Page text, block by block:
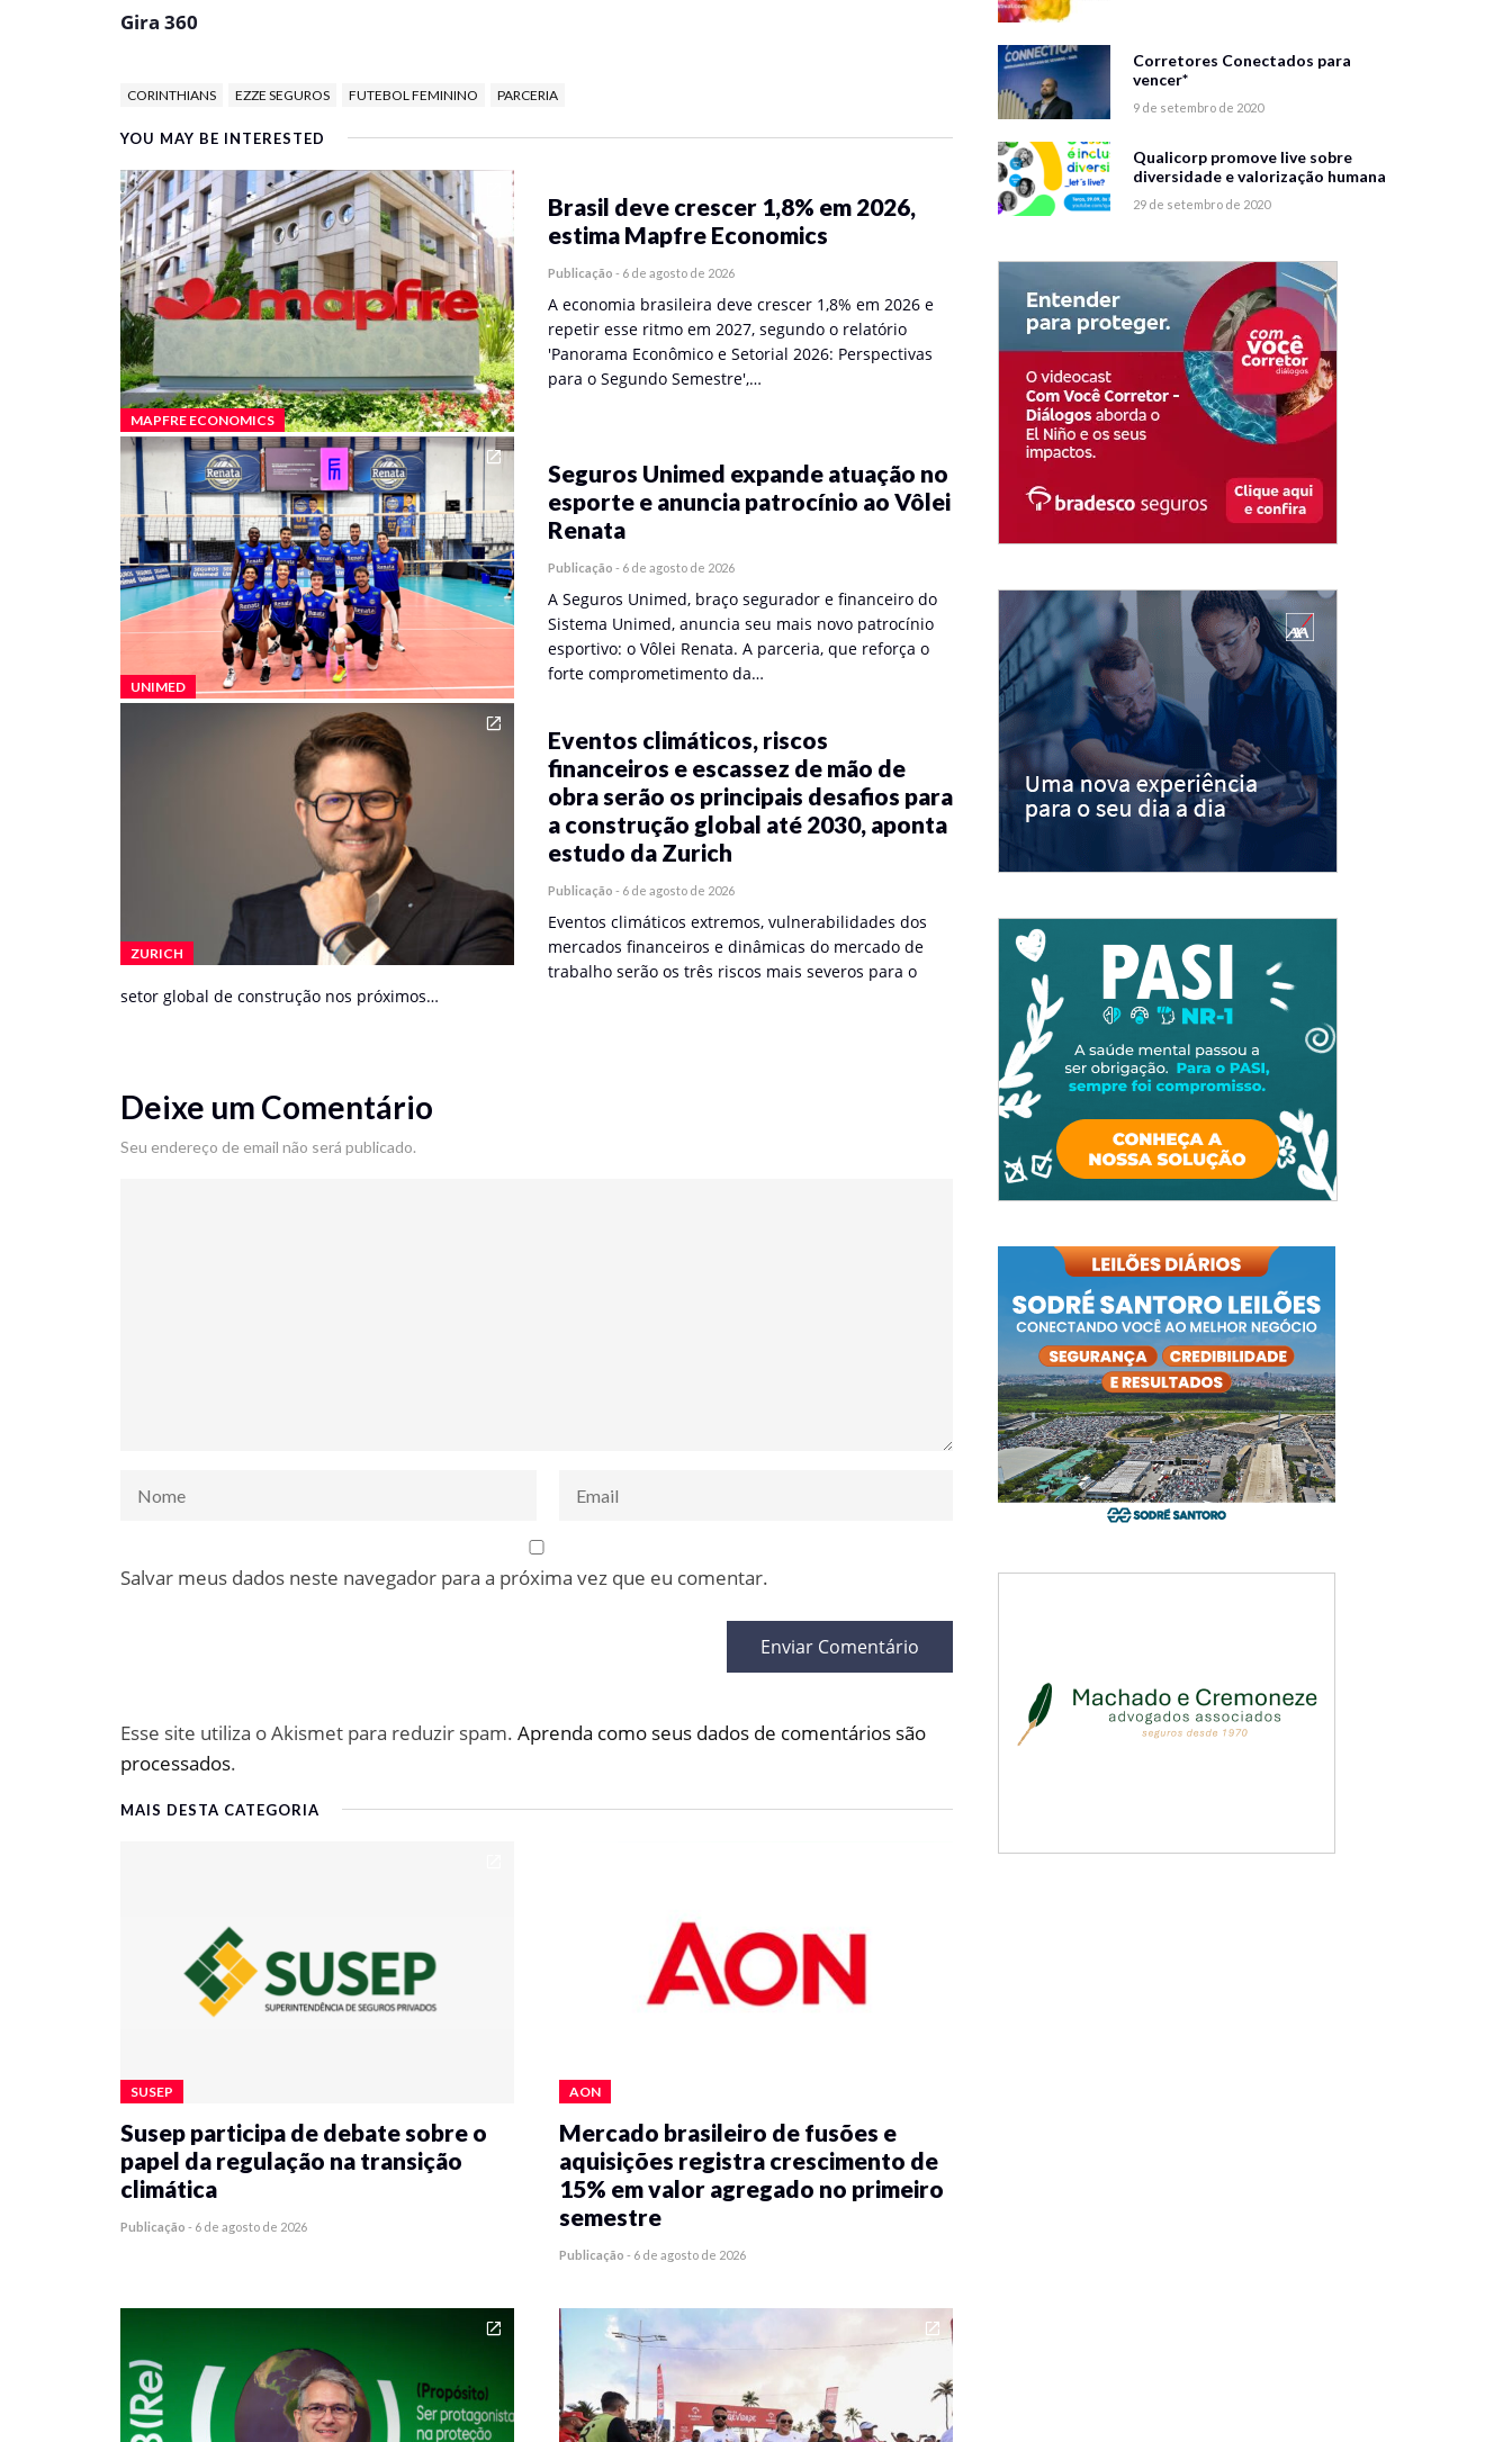
Gira 360
CORINTHIANS EZZE SEGUROS FUTEBOL FEMININO PARCERIA
YOU MAY BE INTERESTED
MAPFRE ECONOMICS
Brasil deve crescer 1,8% em 2026,
estima Mapfre Economics
Publicação - 6 de agosto de 2026
A economia brasileira deve crescer 1,8% em 2026 e
repetir esse ritmo em 2027, segundo o relatório
'Panorama Econômico e Setorial 2026: Perspectivas
para o Segundo Semestre',…
UNIMED
Seguros Unimed expande atuação no
esporte e anuncia patrocínio ao Vôlei
Renata
Publicação - 6 de agosto de 2026
A Seguros Unimed, braço segurador e financeiro do
Sistema Unimed, anuncia seu mais novo patrocínio
esportivo: o Vôlei Renata. A parceria, que reforça o
forte comprometimento da…
ZURICH
Eventos climáticos, riscos
financeiros e escassez de mão de
obra serão os principais desafios para
a construção global até 2030, aponta
estudo da Zurich
Publicação - 6 de agosto de 2026
Eventos climáticos extremos, vulnerabilidades dos
mercados financeiros e dinâmicas do mercado de
trabalho serão os três riscos mais severos para o
setor global de construção nos próximos…
Deixe um Comentário
Seu endereço de email não será publicado.
Salvar meus dados neste navegador para a próxima vez que eu comentar.
Esse site utiliza o Akismet para reduzir spam. Aprenda como seus dados de comentários são
processados.
MAIS DESTA CATEGORIA
SUSEP
Susep participa de debate sobre o
papel da regulação na transição
climática
Publicação - 6 de agosto de 2026
AON
Mercado brasileiro de fusões e
aquisições registra crescimento de
15% em valor agregado no primeiro
semestre
Publicação - 6 de agosto de 2026
Corretores Conectados para
vencer*
9 de setembro de 2020
Qualicorp promove live sobre
diversidade e valorização humana
29 de setembro de 2020